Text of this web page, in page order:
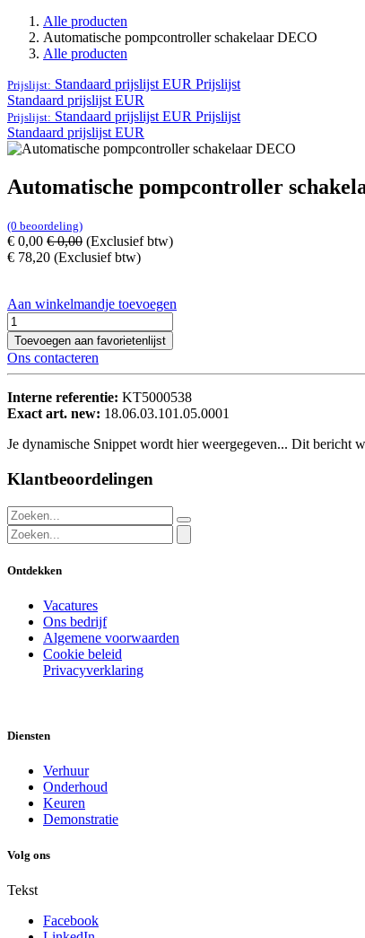
Alle producten
Automatische pompcontroller schakelaar DECO
Alle producten
Prijslijst: Standaard prijslijst EUR Prijslijst
Standaard prijslijst EUR
Prijslijst: Standaard prijslijst EUR Prijslijst
Standaard prijslijst EUR
Automatische pompcontroller
(0 beoordeling)
€ 0,00 €0,00 (Exclusief btw)
€ 78,20 (Exclusief btw)
Aan winkelmandje toevoegen
Toevoegen aan favorietenlijst
Ons contacteren
Interne referentie: KT5000538
Exact art. new: 18.06.03.101.05.0001
Je dynamische Snippet wordt hier weergegeven... Dit bericht
Klantbeoordelingen
Ontdekken
Vacatures
Ons bedrijf
Algemene voorwaarden
Cookie beleid
Privacyverklaring
Diensten
Verhuur
Onderhoud
Keuren
Demonstratie
Volg ons
Tekst
Facebook